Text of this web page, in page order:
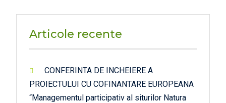
Articole recente
CONFERINTA DE INCHEIERE A
PROIECTULUI CU COFINANTARE EUROPEANA
“Managementul participativ al siturilor Natura